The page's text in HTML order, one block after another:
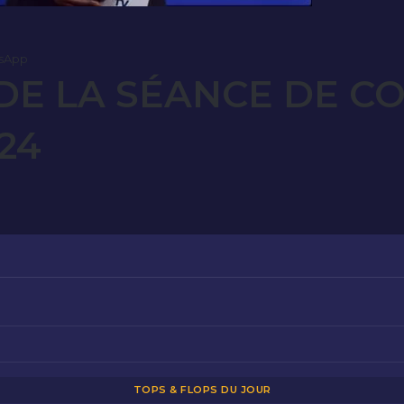
LA SÉANCE DE
TOPS & FLOPS DU JOUR